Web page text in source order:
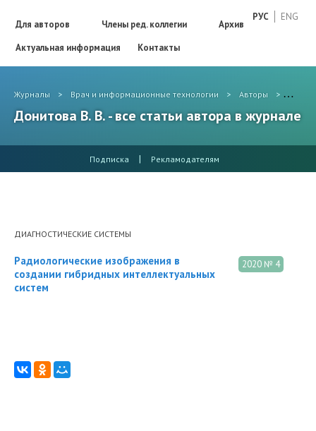
РУС ENG
Для авторов Члены ред. коллегии
Архив
Актуальная информация
Контакты
Журналы > Врач и информационные технологии > Авторы >
Донитова В. В. - все статьи автора в журнале
Подписка | Рекламодателям
ДИАГНОСТИЧЕСКИЕ СИСТЕМЫ
2020 № 4
Радиологические изображения в
создании гибридных интеллектуальных
систем